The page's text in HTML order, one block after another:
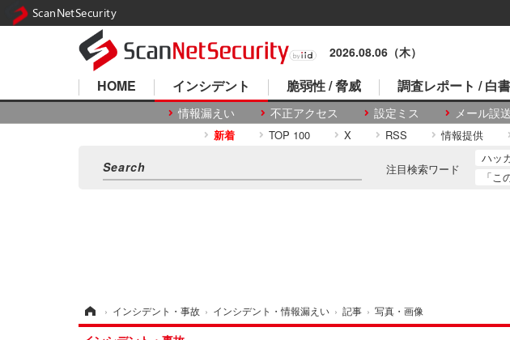
2026.08.06（木）
HOME インシデント
情報漏えい 不正アクセス 設定ミス メール誤
脆弱性 / 脅威 調査レポート / 白書
新着 TOP 100 X RSS 情報提供
注目検索ワード
ハッ
「
› インシデント・事故 › インシデント・情報漏えい › 記事 › 写真・画像
ScanNetSecurity